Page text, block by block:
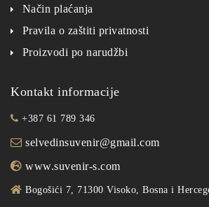
Način plaćanja
Pravila o zaštiti privatnosti
Proizvodi po narudžbi
Kontakt informacije
+387 61 789 346
selvedinsuvenir@gmail.com
www.suvenir-s.com
Bogošići 7, 71300 Visoko, Bosna i